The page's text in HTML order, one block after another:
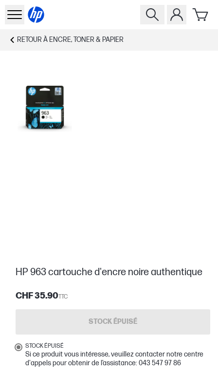
RETOUR À ENCRE, TONER & PAPIER
HP 963 cartouche d'encre noire authentique
CHF 35.90TTC
STOCK ÉPUISÉ
STOCK ÉPUISÉ
Si ce produit vous intéresse, veuillez contacter notre centre
d'appels pour obtenir de l’assistance: 043 547 97 86